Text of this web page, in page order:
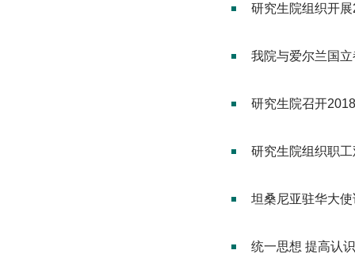
研究生院组织开展
我院与爱尔兰国
研究生院召开
研究生院组织职
坦桑尼亚驻华大
统一思想 提高认